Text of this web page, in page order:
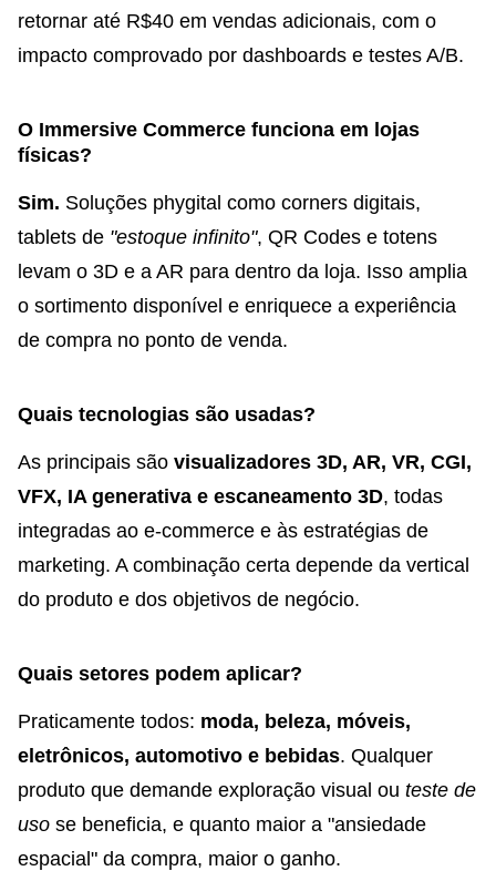
retornar até R$40 em vendas adicionais, com o
impacto comprovado por dashboards e testes A/B.
O Immersive Commerce funciona em lojas
físicas?
Sim. Soluções phygital como corners digitais,
tablets de "estoque infinito", QR Codes e totens
levam o 3D e a AR para dentro da loja. Isso amplia
o sortimento disponível e enriquece a experiência
de compra no ponto de venda.
Quais tecnologias são usadas?
As principais são visualizadores 3D, AR, VR, CGI,
VFX, IA generativa e escaneamento 3D, todas
integradas ao e-commerce e às estratégias de
marketing. A combinação certa depende da vertical
do produto e dos objetivos de negócio.
Quais setores podem aplicar?
Praticamente todos: moda, beleza, móveis,
eletrônicos, automotivo e bebidas. Qualquer
produto que demande exploração visual ou teste de
uso se beneficia, e quanto maior a "ansiedade
espacial" da compra, maior o ganho.